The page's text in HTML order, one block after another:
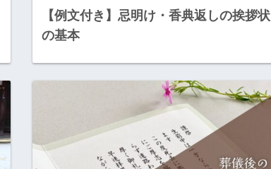
【例文付き】忌明け・香典返しの挨拶状
の基本